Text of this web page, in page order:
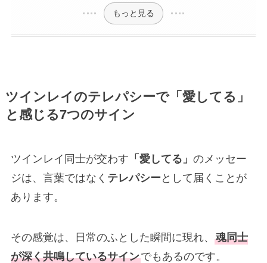
もっと見る
ツインレイのテレパシーで「愛してる」
と感じる7つのサイン
ツインレイ同士が交わす 「愛してる」 のメッセー
ジは、言葉ではなく テレパシー として届くことが
あります。
その感覚は、日常のふとした瞬間に現れ、 魂同士
が深く共鳴しているサインでもあるのです。